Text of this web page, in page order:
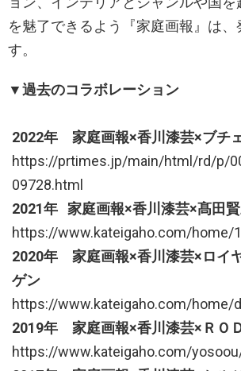
を魅了できるよう『家庭画報』は、
す。
▼過去のコラボレーション
2022年 家庭画報×香川漆芸×ブチ
https://prtimes.jp/main/html/rd/p/
09728.html
2021年 家庭画報×香川漆芸×髙田
https://www.kateigaho.com/home/
2020年 家庭画報×香川漆芸×ロイ
ゲン
https://www.kateigaho.com/home/
2019年 家庭画報×香川漆芸×ＲＯ
https://www.kateigaho.com/